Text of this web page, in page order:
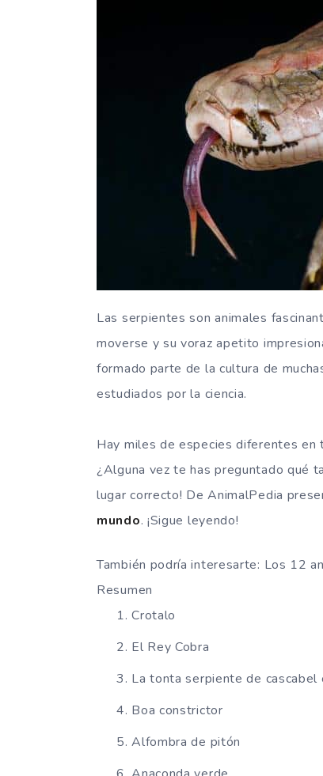
Las serpientes son animales
moverse y su voraz apetito
formado parte de la cultura de
estudiados por la ciencia.
Hay miles de especies diferentes en
¿Alguna vez te has preguntado qué
lugar correcto! De AnimalPedia
mundo. ¡Sigue leyendo!
También podría interesarte: Los 12
Resumen
Crotalo
El Rey Cobra
La tonta serpiente de cascabel
Boa constrictor
Alfombra de pitón